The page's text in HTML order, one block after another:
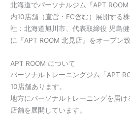
北海道でパーソナルジム『APT
内10店舗（直営・FC含む）展開する
社：北海道旭川市、代表取締役 児島
に『APT ROOM 北見店』をオープン致
APT ROOM について
パーソナルトレーニングジム「APT
10店舗あります。
地方にパーソナルトレーニングを届け
店舗を展開しています。